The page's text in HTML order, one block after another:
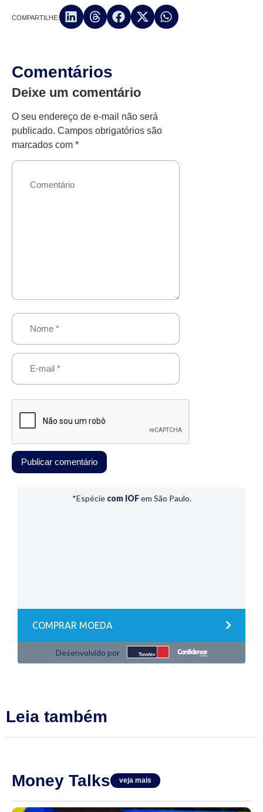
COMPARTILHE:
Comentários
Deixe um comentário
O seu endereço de e-mail não será
publicado. Campos obrigatórios são
marcados com *
Leia também
Money Talks veja mais